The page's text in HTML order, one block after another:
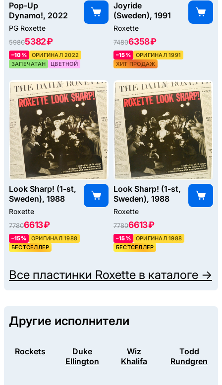
Pop-Up
Dynamo!, 2022
PG Roxette
59805382 ₽
–10%
ОРИГИНАЛ 2022
ЗАПЕЧАТАН
ЦВЕТНОЙ
Joyride
(Sweden), 1991
Roxette
74806358 ₽
–15%
ОРИГИНАЛ 1991
ХИТ ПРОДАЖ
Look Sharp! (1-st,
Sweden), 1988
Roxette
77806613 ₽
–15%
ОРИГИНАЛ 1988
БЕСТСЕЛЛЕР
Look Sharp! (1-st,
Sweden), 1988
Roxette
77806613 ₽
–15%
ОРИГИНАЛ 1988
БЕСТСЕЛЛЕР
Все пластинки Roxette в каталоге →
Другие исполнители
Rockets
Duke
Ellington
Wiz
Khalifa
Todd
Rundgren